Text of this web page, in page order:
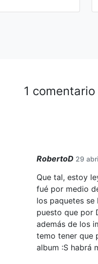
1
RobertoD 29
Que tal, estoy
fué por medio
los paquetes
puesto que por
además de los
temo tener que
album :S habrá